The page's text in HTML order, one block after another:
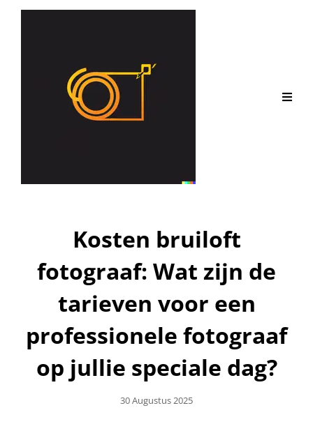
Kosten bruiloft
fotograaf: Wat zijn de
tarieven voor een
professionele fotograaf
op jullie speciale dag?
Geplaatst
30 Augustus 2025